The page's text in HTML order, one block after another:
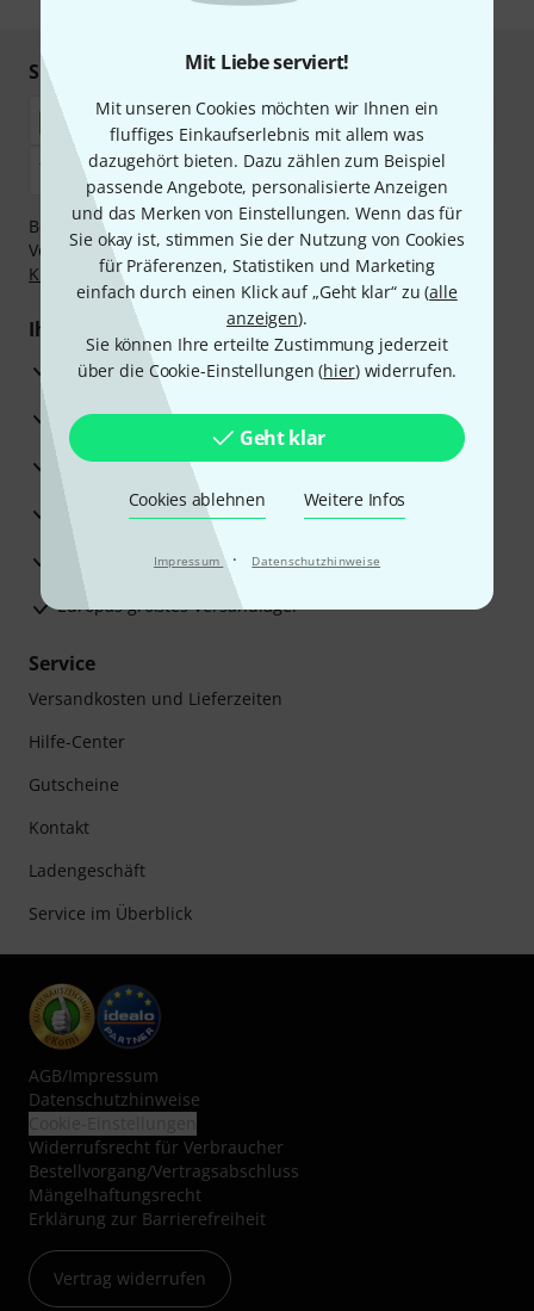
Mit Liebe serviert!
Mit unseren Cookies möchten wir Ihnen ein
fluffiges Einkaufserlebnis mit allem was
dazugehört bieten. Dazu zählen zum Beispiel
passende Angebote, personalisierte Anzeigen
und das Merken von Einstellungen. Wenn das für
Sie okay ist, stimmen Sie der Nutzung von Cookies
für Präferenzen, Statistiken und Marketing
einfach durch einen Klick auf „Geht klar“ zu (alle
anzeigen).
Sie können Ihre erteilte Zustimmung jederzeit
über die Cookie-Einstellungen (hier) widerrufen.
Geht klar
Cookies ablehnen Weitere Infos
Impressum · Datenschutzhinweise
Sicher einkaufen & bezahlen
Bezahlen Sie vertraulich und sicher per Nachnahme,
Vorkasse, PayPal, Amazon Pay,Klarna Sofort bezahlen,
Klarna Ratenzahlungoder Kreditkarte.
Ihre Vorteile
3 Jahre Thomann Garantie
30 Tage Money-Back-Garantie
Reparaturservice
Beratung durch Fachexperten
Zufriedenheitsgarantie
Europas größtes Versandlager
Service
Versandkosten und Lieferzeiten
Hilfe-Center
Gutscheine
Kontakt
Ladengeschäft
Service im Überblick
AGB/Impressum
Datenschutzhinweise
Widerrufsrecht für Verbraucher
Bestellvorgang/Vertragsabschluss
Mängelhaftungsrecht
Erklärung zur Barrierefreiheit
Vertrag widerrufen